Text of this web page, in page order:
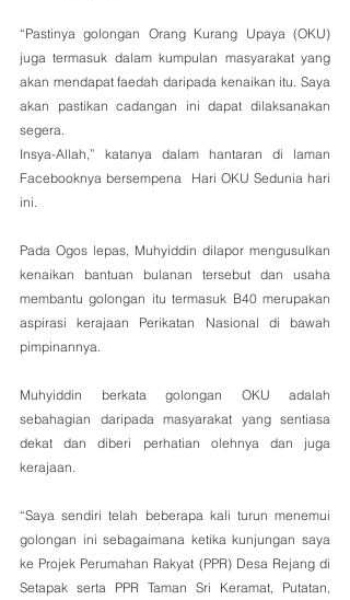
“Pastinya golongan Orang Kurang Upaya (OKU)
juga termasuk dalam kumpulan masyarakat yang
akan mendapat faedah daripada kenaikan itu. Saya
akan pastikan cadangan ini dapat dilaksanakan
segera.
Insya-Allah,” katanya dalam hantaran di laman
Facebooknya bersempena  Hari OKU Sedunia hari
ini.
Pada Ogos lepas, Muhyiddin dilapor mengusulkan
kenaikan bantuan bulanan tersebut dan usaha
membantu golongan itu termasuk B40 merupakan
aspirasi kerajaan Perikatan Nasional di bawah
pimpinannya.
Muhyiddin berkata golongan OKU adalah
sebahagian daripada masyarakat yang sentiasa
dekat dan diberi perhatian olehnya dan juga
kerajaan.
“Saya sendiri telah beberapa kali turun menemui
golongan ini sebagaimana ketika kunjungan saya
ke Projek Perumahan Rakyat (PPR) Desa Rejang di
Setapak serta PPR Taman Sri Keramat, Putatan,